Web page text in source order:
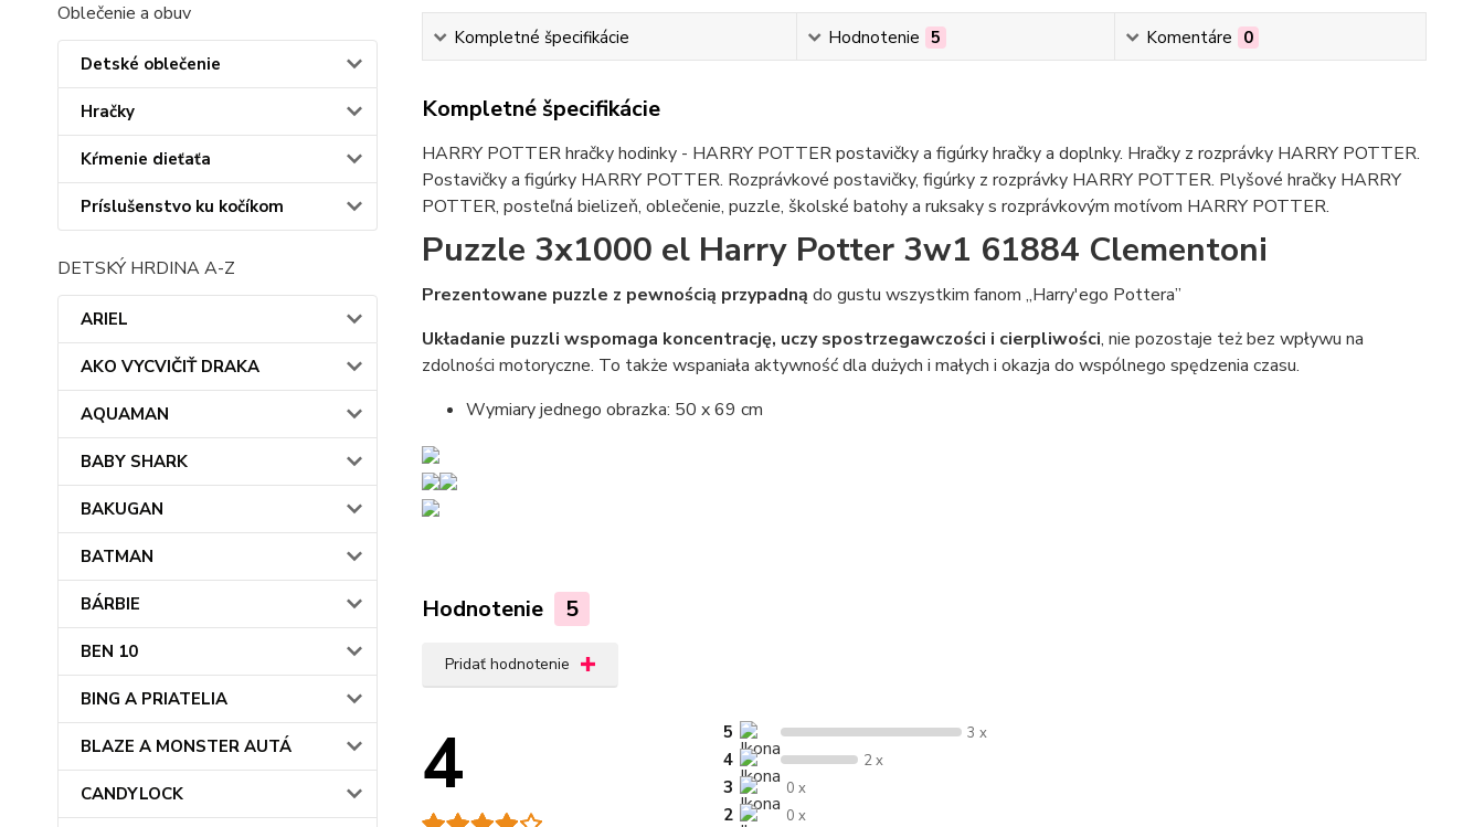
Oblečenie a obuv
Detské oblečenie
Hračky
Kŕmenie dieťaťa
Príslušenstvo ku kočíkom
DETSKÝ HRDINA A-Z
ARIEL
AKO VYCVIČIŤ DRAKA
AQUAMAN
BABY SHARK
BAKUGAN
BATMAN
BÁRBIE
BEN 10
BING A PRIATELIA
BLAZE A MONSTER AUTÁ
CANDYLOCK
Kompletné špecifikácie Hodnotenie 5 Komentáre 0
Kompletné špecifikácie
HARRY POTTER hračky hodinky - HARRY POTTER postavičky a figúrky hračky a doplnky. Hračky z rozprávky HARRY POTTER.
Postavičky a figúrky HARRY POTTER. Rozprávkové postavičky, figúrky z rozprávky HARRY POTTER. Plyšové hračky HARRY
POTTER, posteľná bielizeň, oblečenie, puzzle, školské batohy a ruksaky s rozprávkovým motívom HARRY POTTER.
Puzzle 3x1000 el Harry Potter 3w1 61884 Clementoni
Prezentowane puzzle z pewnością przypadną do gustu wszystkim fanom „Harry'ego Pottera”
Układanie puzzli wspomaga koncentrację, uczy spostrzegawczości i cierpliwości, nie pozostaje też bez wpływu na
zdolności motoryczne. To także wspaniała aktywność dla dużych i małych i okazja do wspólnego spędzenia czasu.
Wymiary jednego obrazka: 50 x 69 cm
Hodnotenie 5
Pridať hodnotenie
4 5 3 x
4 2 x
3 0 x
2 0 x